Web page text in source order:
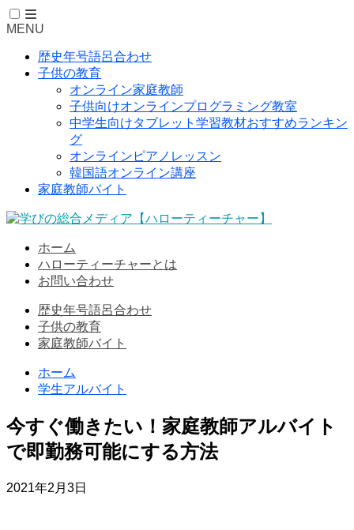
MENU
歴史年号語呂合わせ
子供の教育
オンライン家庭教師
子供向けオンラインプログラミング教室
中学生向けタブレット学習教材おすすめランキン
グ
オンラインピアノレッスン
韓国語オンライン講座
家庭教師バイト
ホーム
ハローティーチャーとは
お問い合わせ
歴史年号語呂合わせ
子供の教育
家庭教師バイト
ホーム
学生アルバイト
今すぐ働きたい！家庭教師アルバイト
で即勤務可能にする方法
2021年2月3日